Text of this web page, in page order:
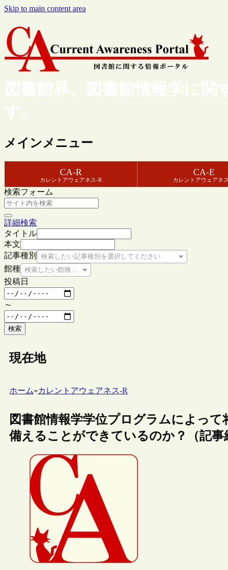
Skip to main content area
図書館界、図書館情報学に
す。
メインメニュー
CA-R
カレントアウェアネス-R
CA-E
カレントアウェアネ
検索フォーム
詳細検索
タイトル
本文
記事種別
検索したい記事種別を選択してください
館種 検索したい館種を選択してください
投稿日
～
検索
現在地
ホーム»カレントアウェアネス-R
図書館情報学学位プログラムによっ
備えることができているのか？（記事